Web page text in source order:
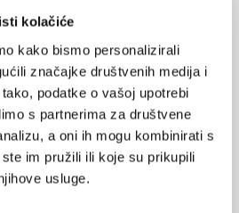
kolačiće
kako bismo personalizirali
značajke društvenih medija i
podatke o vašoj upotrebi
s partnerima za društvene
a oni ih mogu kombinirati s
im pružili ili koje su prikupili
usluge.
medicinska disciplina
disciplina, kao što su neurologija,
medicina, te pomoćnih